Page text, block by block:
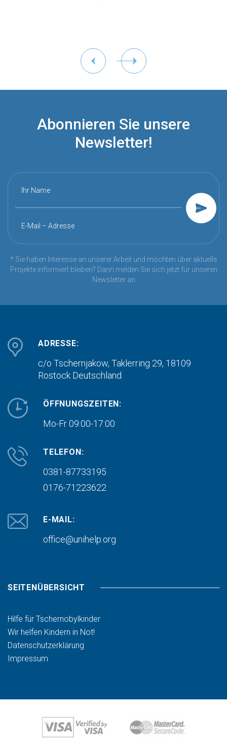
Abonnieren Sie unsere
Newsletter!
Ihr Name
E-Mail – Adresse
* Sie haben Interesse an unserer Arbeit und möchten über aktuelle
Projekte informiert bleiben? Dann melden Sie sich jetzt für unseren
Newsletter an
ADRESSE:
c/o Tschernjakow, Taklerring 29, 18109
Rostock Deutschland
ÖFFNUNGSZEITEN:
Mo-Fr 09:00-17:00
TELEFON:
0381-87733195
0176-71223622
E-MAIL:
office@unihelp.org
SEITENÜBERSICHT
Hilfe für Tschernobylkinder
Wir helfen Kindern in Not!
Datenschutzerklärung
Impressum